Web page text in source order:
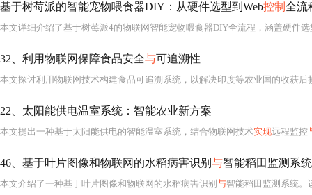
基于树莓派的智能宠物喂食器DIY：从硬件选型到Web控制 全流
32、利用物联网保障食品安全与可追溯性
本文探讨利用物联网技术构建食品可追溯系统，以解决印度等农业国的收获后
22、太阳能供电温室系统：智能农业新方案
本文提出一种基于太阳能供电的智能温室系统，结合物联网技术实现远程监控
46、基于叶片图像和物联网的水稻病害识别 与智能稻田监测系统
本文介绍了一种基于叶片图像和物联网的水稻病害识别 与智能稻田监测系统。